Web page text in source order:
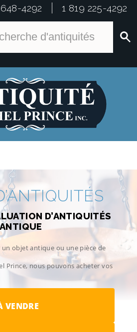
4292 1 819 225-4292
D’ANTIQUITÉS
objet antique ou une pièce de
Prince, nous pouvons acheter vos
VENDRE